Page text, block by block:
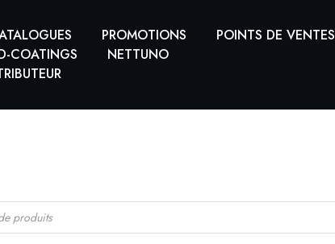
PROMOTIONS
POINTS DE VENTES
COATINGS
NETTUNO